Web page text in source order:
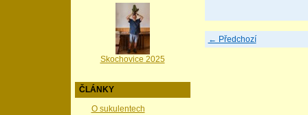
Skochovice 2025
ČLÁNKY
O sukulentech
← Předchozí